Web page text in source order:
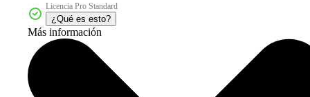
Licencia Pro Standard
¿Qué es esto?
Más información